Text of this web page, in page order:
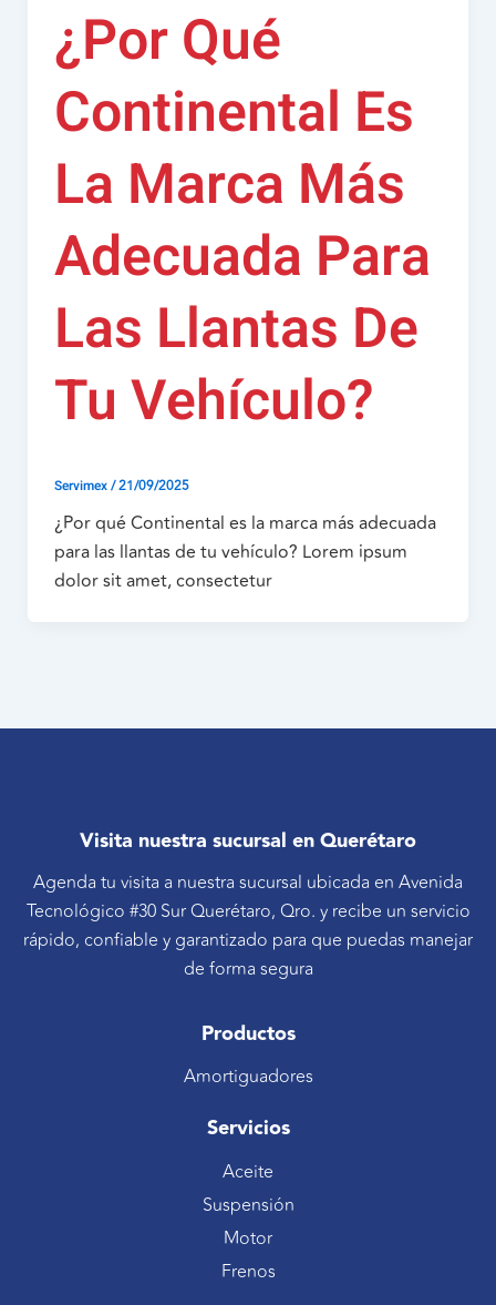
¿Por Qué
Continental Es
La Marca Más
Adecuada Para
Las Llantas De
Tu Vehículo?
Servimex/21/09/2025
¿Por qué Continental es la marca más adecuada
para las llantas de tu vehículo? Lorem ipsum
dolor sit amet, consectetur
Visita nuestra sucursal en Querétaro
Agenda tu visita a nuestra sucursal ubicada en Avenida
Tecnológico #30 Sur Querétaro, Qro. y recibe un servicio
rápido, confiable y garantizado para que puedas manejar
de forma segura
Productos
Amortiguadores
Servicios
Aceite
Suspensión
Motor
Frenos